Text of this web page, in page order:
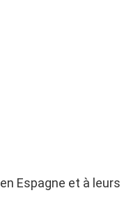
Espagne et à leurs